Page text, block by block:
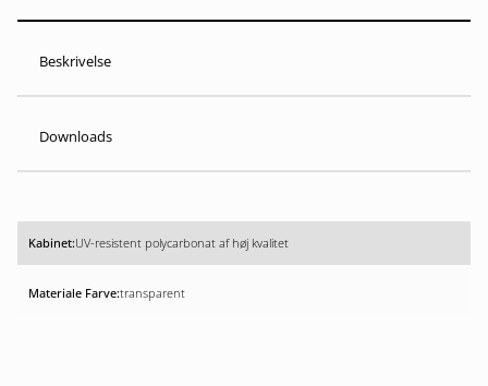
Beskrivelse
Downloads
UV-resistent polycarbonat af høj kvalitet
transparent